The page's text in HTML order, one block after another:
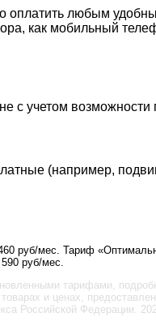
оплатить любым
как мобильный
с учетом возможности
(например,
руб/мес. Тариф
руб/мес.
тарифами,
и ценах,
Российской Федерации.